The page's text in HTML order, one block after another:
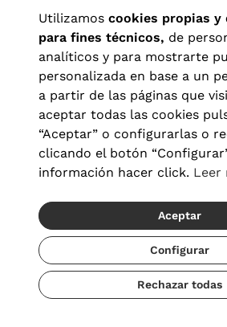
Aviso legal| Política de privacidad
Política de cookies|
© 2026
Utilizamos cookies propias y
para fines técnicos, de
analíticos y para mostrarte
personalizada en base a un
a partir de las páginas que
aceptar todas las cookies
“Aceptar” o configurarlas o
clicando el botón
información hacer click. Leer
Aceptar
Configurar
Rechazar todas